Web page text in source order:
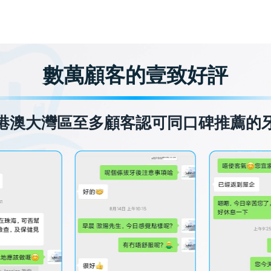
數萬顧客的壹致好評
澳大灣區至多顧客認可同口碑推薦的